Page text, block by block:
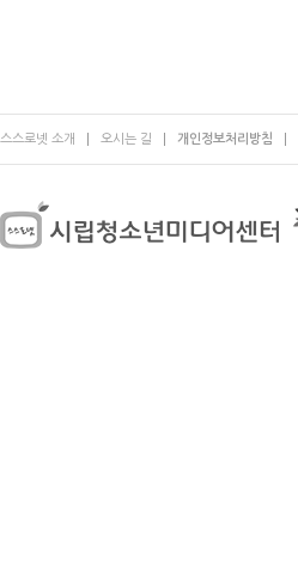
스스로넷 소개 오시는 길 개인정보처리방침